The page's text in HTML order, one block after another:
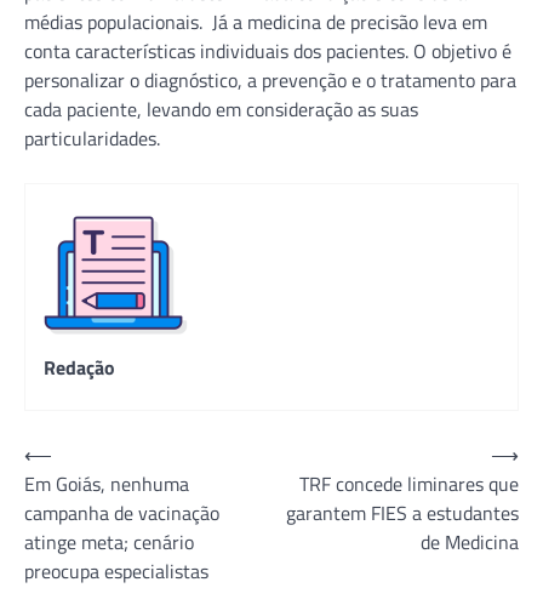
médias populacionais. Já a medicina de precisão leva em
conta características individuais dos pacientes. O objetivo é
personalizar o diagnóstico, a prevenção e o tratamento para
cada paciente, levando em consideração as suas
particularidades.
Redação
Navegação
de
Post
⟵
Em Goiás, nenhuma
campanha de vacinação
atinge meta; cenário
preocupa especialistas
TRF concede liminares que
garantem FIES a estudantes
de Medicina
⟶